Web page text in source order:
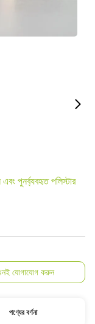
পুনর্ব্যবহৃত পলিস্টার
যোগাযোগ করুন
পণ্যের বর্ণনা